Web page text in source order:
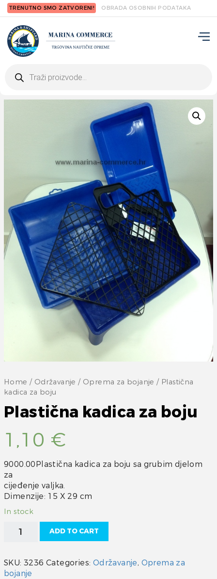
TRENUTNO SMO ZATVORENI! OBRADA OSOBNIH PODATAKA
search
Home / Održavanje / Oprema za bojanje / Plastična
kadica za boju
Plastična kadica za boju
1,10 €
9000.00Plastična kadica za boju sa grubim djelom
za
cijeđenje valjka.
Dimenzije: 15 X 29 cm
In stock
Plastična
kadica
boju
quantity
ADD TO CART
SKU: 3236 Categories: Održavanje, Oprema za
bojanje